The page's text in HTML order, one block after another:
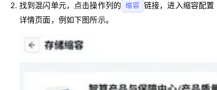
找到混闪单元，点击操作列的 缩容
链接，进入缩容配置
详情页面，例如下图所示。